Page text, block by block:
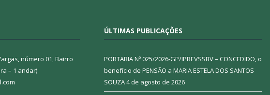
número 01, Bairro
– 1 andar)
ÚLTIMAS PUBLICAÇÕES
PORTARIA Nº 025/2026-GP/IPREVSSBV – CONCEDIDO, o
benefício de PENSÃO a MARIA ESTELA DOS SANTOS
SOUZA4 de agosto de 2026